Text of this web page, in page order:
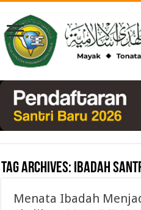
Tag Archives: ibadah
Menata Ibadah